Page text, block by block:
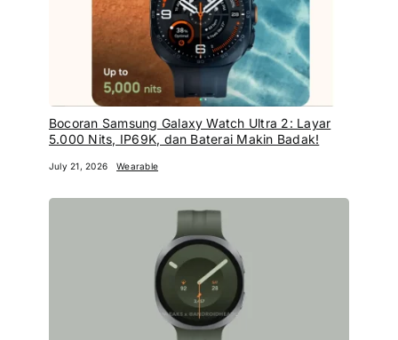
Bocoran Samsung Galaxy Watch Ultra 2: Layar
5.000 Nits, IP69K, dan Baterai Makin Badak!
July 21, 2026 Wearable